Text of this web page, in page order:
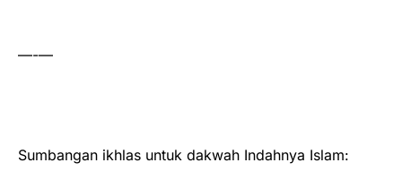
—-—
Sumbangan ikhlas untuk dakwah Indahnya Islam: